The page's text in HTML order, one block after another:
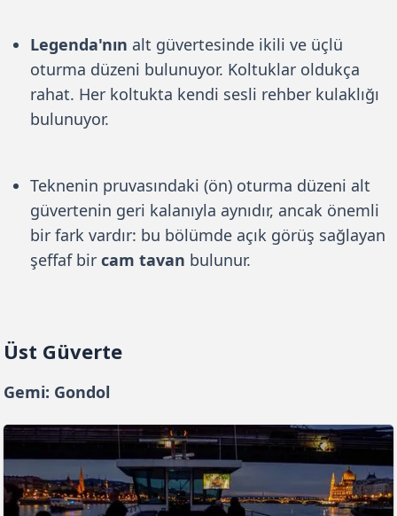
Legenda'nın alt güvertesinde ikili ve üçlü
oturma düzeni bulunuyor. Koltuklar oldukça
rahat. Her koltukta kendi sesli rehber kulaklığı
bulunuyor.
Teknenin pruvasındaki (ön) oturma düzeni alt
güvertenin geri kalanıyla aynıdır, ancak önemli
bir fark vardır: bu bölümde açık görüş sağlayan
şeffaf bircam tavan bulunur.
Üst Güverte
Gemi: Gondol